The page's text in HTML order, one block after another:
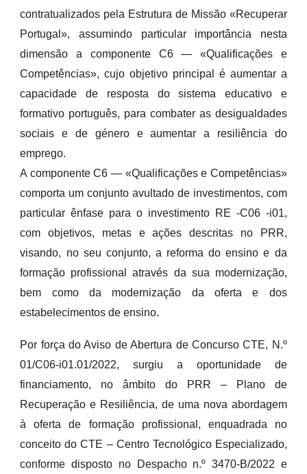
contratualizados pela Estrutura de Missão «Recuperar
Portugal», assumindo particular importância nesta
dimensão a componente C6 — «Qualificações e
Competências», cujo objetivo principal é aumentar a
capacidade de resposta do sistema educativo e
formativo português, para combater as desigualdades
sociais e de género e aumentar a resiliência do
emprego.
A componente C6 — «Qualificações e Competências»
comporta um conjunto avultado de investimentos, com
particular ênfase para o investimento RE -C06 -i01,
com objetivos, metas e ações descritas no PRR,
visando, no seu conjunto, a reforma do ensino e da
formação profissional através da sua modernização,
bem como da modernização da oferta e dos
estabelecimentos de ensino.
Por força do Aviso de Abertura de Concurso CTE, N.º
01/C06-i01.01/2022, surgiu a oportunidade de
financiamento, no âmbito do PRR – Plano de
Recuperação e Resiliência, de uma nova abordagem
à oferta de formação profissional, enquadrada no
conceito do CTE – Centro Tecnológico Especializado,
conforme disposto no Despacho n.º 3470-B/2022 e